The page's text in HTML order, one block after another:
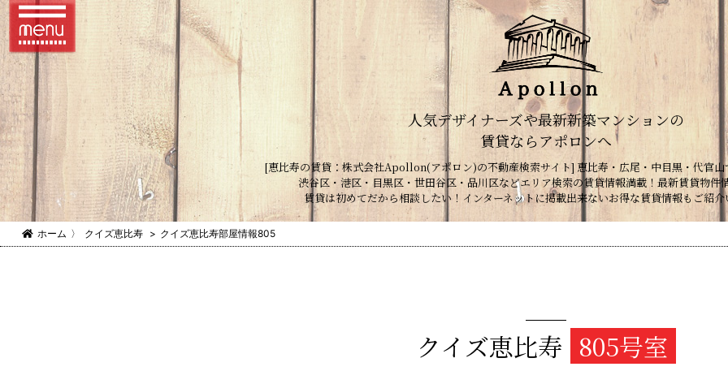
人気デザイナーズや最新新築マンションの
賃貸ならアポロンへ
[恵比寿の賃貸：株式会社Apollon(アポロン)の不動産検索サイト] 恵比寿・広尾・中目黒・代官
渋谷区・港区・目黒区・世田谷区・品川区などエリア検索の賃貸情報満載！最新賃貸物件
賃貸は初めてだから相談したい！インターネットに掲載出来ないお得な賃貸情報もご紹
ホーム 〉 クイズ恵比寿 > クイズ恵比寿部屋情報805
クイズ恵比寿 805号室